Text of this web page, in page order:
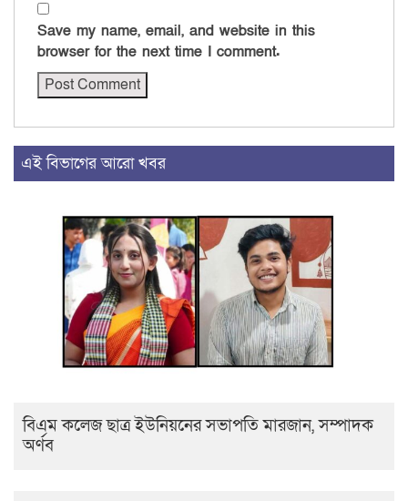
Save my name, email, and website in this
browser for the next time I comment.
এই বিভাগের আরো খবর
বিএম কলেজ ছাত্র ইউনিয়নের সভাপতি মারজান, সম্পাদক
অর্ণব